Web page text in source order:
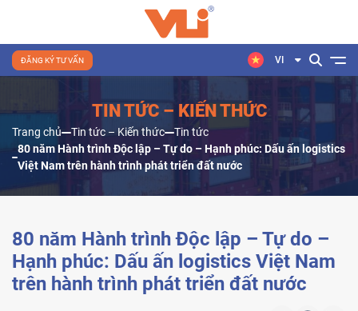
ĐĂNG KÝ TƯ VẤN VI
TIN TỨC – KIẾN THỨC
Trang chủ Tin tức – Kiến thức
Tin tức
80 năm Hành trình Độc lập – Tự do – Hạnh phúc: Dấu ấn logistics
Việt Nam trên hành trình phát triển đất nước
80 năm Hành trình Độc lập – Tự do –
Hạnh phúc: Dấu ấn logistics Việt Nam
trên hành trình phát triển đất nước